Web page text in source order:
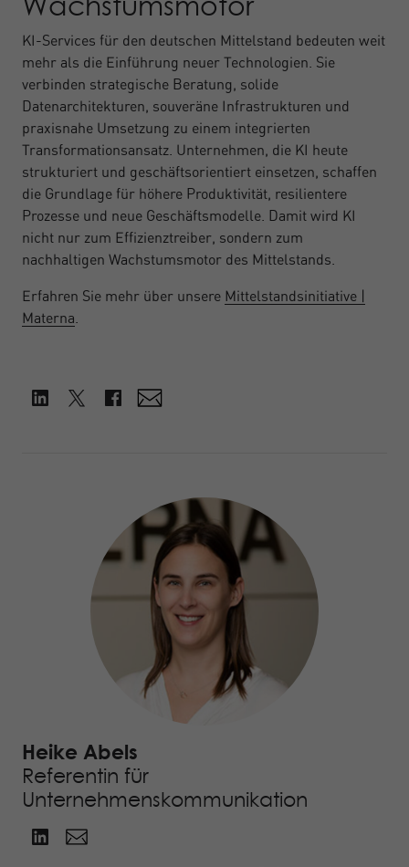
KI-Services für den deutschen Mittelstand bedeuten weit
mehr als die Einführung neuer Technologien. Sie
verbinden strategische Beratung, solide
Datenarchitekturen, souveräne Infrastrukturen und
praxisnahe Umsetzung zu einem integrierten
Transformationsansatz. Unternehmen, die KI heute
strukturiert und geschäftsorientiert einsetzen, schaffen
die Grundlage für höhere Produktivität, resilientere
Prozesse und neue Geschäftsmodelle. Damit wird KI
nicht nur zum Effizienztreiber, sondern zum
nachhaltigen Wachstumsmotor des Mittelstands.
Erfahren Sie mehr über unsere Mittelstandsinitiative |
Materna
Heike Abels
Referentin für
Unternehmenskommunikation